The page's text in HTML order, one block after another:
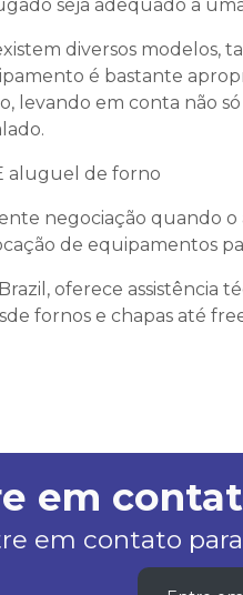
seja adequado a
diversos modelos,
é bastante
levando em conta não
aluguel de forno
negociação quando o
de equipamentos
oferece assistência
fornos e chapas até
em
em contato